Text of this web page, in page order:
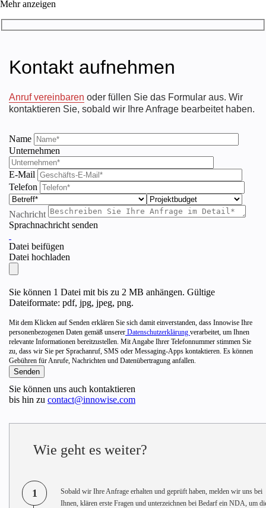
Mehr anzeigen
Kontakt aufnehmen
Anruf vereinbaren oder füllen Sie das Formular aus. Wir
kontaktieren Sie, sobald wir Ihre Anfrage bearbeitet haben.
Name
Unternehmen
E-Mail
Telefon
Nachricht
Sprachnachricht senden
Datei beifügen
Datei hochladen
Sie können 1 Datei mit bis zu 2 MB anhängen. Gültige
Dateiformate: pdf, jpg, jpeg, png.
Mit dem Klicken auf Senden erklären Sie sich damit einverstanden, dass Innowise Ihre
personenbezogenen Daten gemäß unserer Datenschutzerklärung verarbeitet, um Ihnen
relevante Informationen bereitzustellen. Mit Angabe Ihrer Telefonnummer stimmen Sie
zu, dass wir Sie per Sprachanruf, SMS oder Messaging-Apps kontaktieren. Es können
Gebühren für Anrufe, Nachrichten und Datenübertragung anfallen.
Sie können uns auch kontaktieren
bis hin zu contact@innowise.com
Wie geht es weiter?
1
Sobald wir Ihre Anfrage erhalten und geprüft haben, melden wir uns bei
Ihnen, klären erste Fragen und unterzeichnen bei Bedarf ein NDA, um